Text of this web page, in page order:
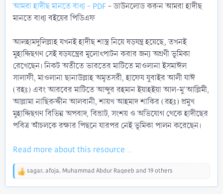
আমরা হাদীছ মানতে বাধ্য - PDF- ডাউনলোড করুন আমরা হাদীছ
মানতে বাধ্য বইয়ের পিডিএফ
আলহামদুলিল্লাহ যখনই হাদীছ শাস্ত্র নিয়ে ষড়যন্ত্র হয়েছে, তখনই
মুহাদ্দিছগণ সেই ষড়যন্ত্রের মূলোৎপাটন করার জন্য অগ্রণী ভূমিকা
রেখেছেন। নিকট অতীতে ভারতের মাটিতে মাওলানা ইসমাঈল
সালাফী, মাওলানা ছানাউল্লাহ অমৃতসরী, হাফেয যুবাইর আলী যাঈ
(রহঃ) এবং আরবের মাটিতে আব্দুর রহমান ইয়াহইয়া আল-মু'আল্লিমী,
আল্লামা নাছিরুদ্দীন আলবানী, শায়খ আহমাদ শাকির (রহঃ) প্রমুখ
মুহাদ্দিছগণ বিভিন্ন অপবাদ, বিভ্ৰাট, সংশয় ও অভিযোগ থেকে হাদীছের
পবিত্র আঁচলকে রক্ষার পিছনে যারপর নেই ভূমিকা পালন করেছেন।
Read more about this resource...
R
sagar, afoja, Muhammad Abdur Raqeeb and 19 others